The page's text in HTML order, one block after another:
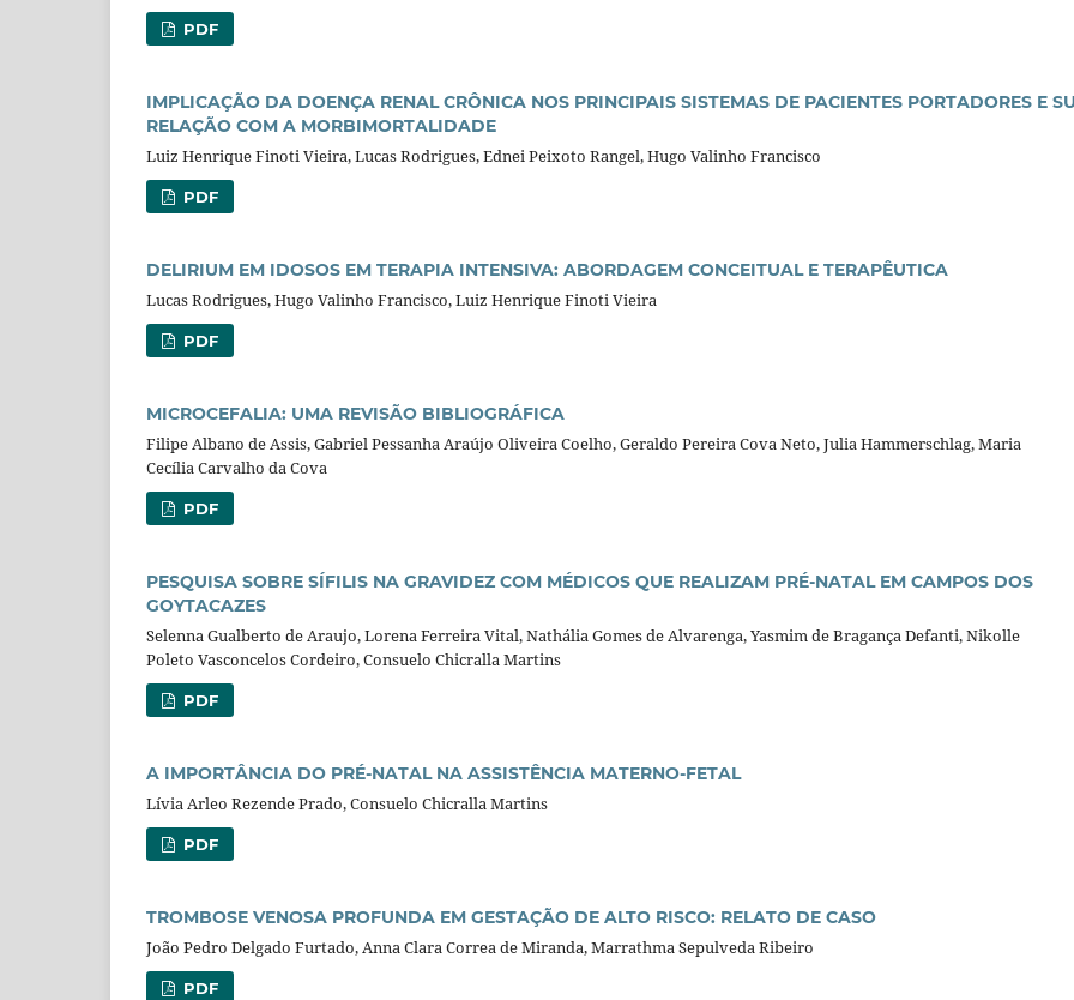
PDF
IMPLICAÇÃO DA DOENÇA RENAL CRÔNICA NOS PRINCIPAIS SISTEMAS DE PACIENTES PORTADORES E
RELAÇÃO COM A MORBIMORTALIDADE
Luiz Henrique Finoti Vieira, Lucas Rodrigues, Ednei Peixoto Rangel, Hugo Valinho Francisco
PDF
DELIRIUM EM IDOSOS EM TERAPIA INTENSIVA: ABORDAGEM CONCEITUAL E TERAPÊUTICA
Lucas Rodrigues, Hugo Valinho Francisco, Luiz Henrique Finoti Vieira
PDF
MICROCEFALIA: UMA REVISÃO BIBLIOGRÁFICA
Filipe Albano de Assis, Gabriel Pessanha Araújo Oliveira Coelho, Geraldo Pereira Cova Neto, Julia Hammerschlag, Maria
Cecília Carvalho da Cova
PDF
PESQUISA SOBRE SÍFILIS NA GRAVIDEZ COM MÉDICOS QUE REALIZAM PRÉ-NATAL EM CAMPOS DOS
GOYTACAZES
Selenna Gualberto de Araujo, Lorena Ferreira Vital, Nathália Gomes de Alvarenga, Yasmim de Bragança Defanti, Nikolle
Poleto Vasconcelos Cordeiro, Consuelo Chicralla Martins
PDF
A IMPORTÂNCIA DO PRÉ-NATAL NA ASSISTÊNCIA MATERNO-FETAL
Lívia Arleo Rezende Prado, Consuelo Chicralla Martins
PDF
TROMBOSE VENOSA PROFUNDA EM GESTAÇÃO DE ALTO RISCO: RELATO DE CASO
João Pedro Delgado Furtado, Anna Clara Correa de Miranda, Marrathma Sepulveda Ribeiro
PDF